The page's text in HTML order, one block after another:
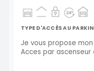
TYPE D'ACCÈS AU
Je vous propose
Acces par